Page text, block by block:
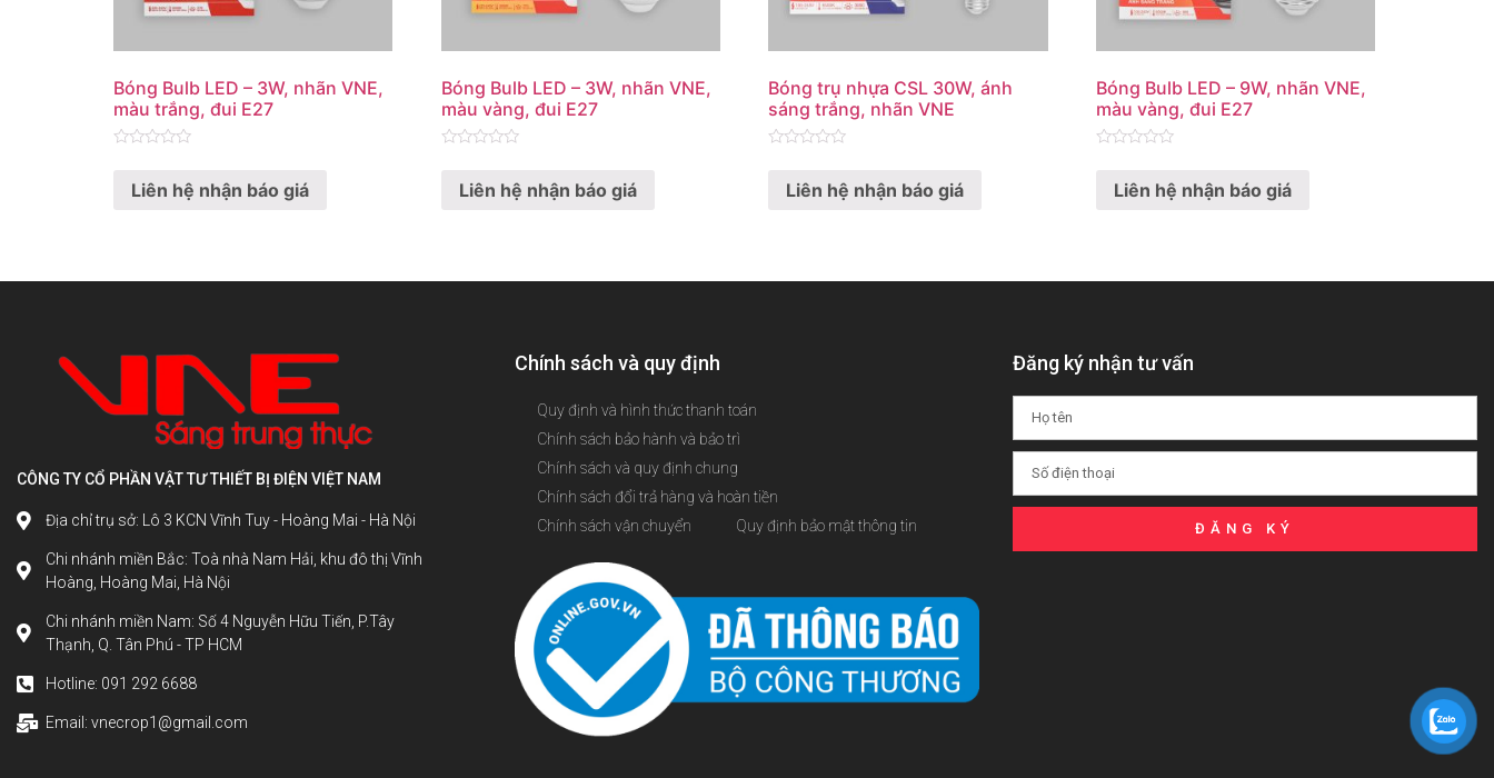
Bóng Bulb LED – 3W, nhãn VNE,
màu trắng, đui E27
outLiên hệ nhận báo giá
Bóng Bulb LED – 3W, nhãn VNE,
màu vàng, đui E27
outLiên hệ nhận báo giá
Bóng trụ nhựa CSL 30W, ánh
sáng trắng, nhãn VNE
outLiên hệ nhận báo giá
Bóng Bulb LED – 9W, nhãn VNE,
màu vàng, đui E27
outLiên hệ nhận báo giá
CÔNG TY CỔ PHẦN VẬT TƯ THIẾT BỊ ĐIỆN VIỆT NAM
Địa chỉ trụ sở: Lô 3 KCN Vĩnh Tuy - Hoàng Mai - Hà Nội
Chi nhánh miền Bắc: Toà nhà Nam Hải, khu đô thị Vĩnh
Hoàng, Hoàng Mai, Hà Nội
Chi nhánh miền Nam: Số 4 Nguyễn Hữu Tiến, P.Tây
Thạnh, Q. Tân Phú - TP HCM
Hotline: 091 292 6688
Email: vnecrop1@gmail.com
Chính sách và quy định
Quy định và hình thức thanh toán
Chính sách bảo hành và bảo trì
Chính sách và quy định chung
Chính sách đổi trả hàng và hoàn tiền
Chính sách vận chuyển
Quy định bảo mật thông tin
Đăng ký nhận tư vấn
ĐĂNG KÝ